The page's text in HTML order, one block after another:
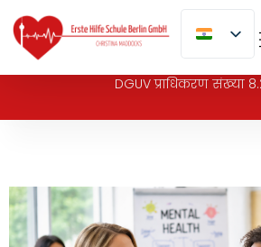
जाएं
DGUV प्राधिकरण संख्या